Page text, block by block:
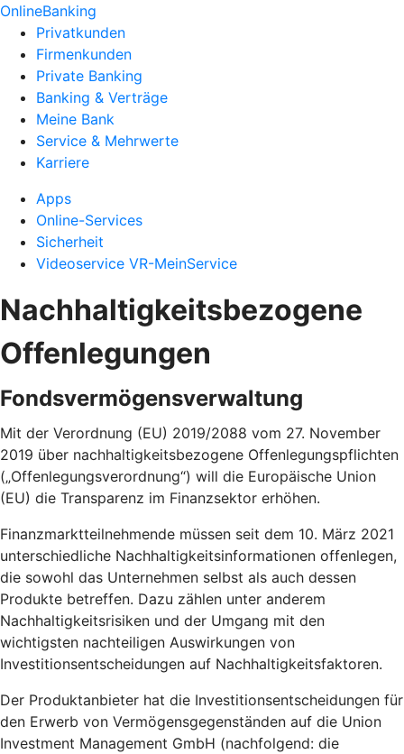
OnlineBanking
Privatkunden
Firmenkunden
Private Banking
Banking & Verträge
Meine Bank
Service & Mehrwerte
Karriere
Apps
Online-Services
Sicherheit
Videoservice VR-MeinService
Nachhaltigkeitsbezogene
Offenlegungen
Fondsvermögensverwaltung
Mit der Verordnung (EU) 2019/2088 vom 27. November
2019 über nachhaltigkeitsbezogene Offenlegungspflichten
(„Offenlegungsverordnung“) will die Europäische Union
(EU) die Transparenz im Finanzsektor erhöhen.
Finanzmarktteilnehmende müssen seit dem 10. März 2021
unterschiedliche Nachhaltigkeitsinformationen offenlegen,
die sowohl das Unternehmen selbst als auch dessen
Produkte betreffen. Dazu zählen unter anderem
Nachhaltigkeitsrisiken und der Umgang mit den
wichtigsten nachteiligen Auswirkungen von
Investitionsentscheidungen auf Nachhaltigkeitsfaktoren.
Der Produktanbieter hat die Investitionsentscheidungen für
den Erwerb von Vermögensgegenständen auf die Union
Investment Management GmbH (nachfolgend: die